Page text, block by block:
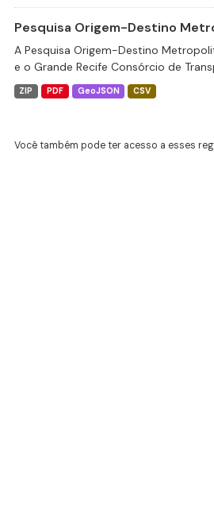
Pesquisa Origem-Destino
A Pesquisa Origem-Destino
e o Grande Recife Consórcio de
ZIP PDF GeoJSON CSV
Você também pode ter acesso a esses